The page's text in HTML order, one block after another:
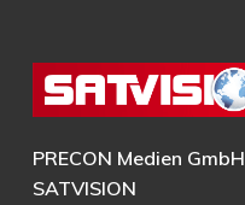
PRECON Medien GmbH
SATVISION